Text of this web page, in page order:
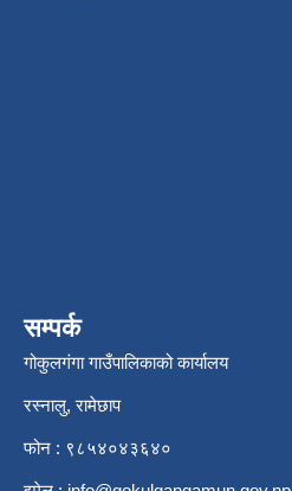
सम्पर्क
गोकुलगंगा गाउँपालिकाको कार्यालय
रस्नालु, रामेछाप
फोन : ९८५४०४३६४०